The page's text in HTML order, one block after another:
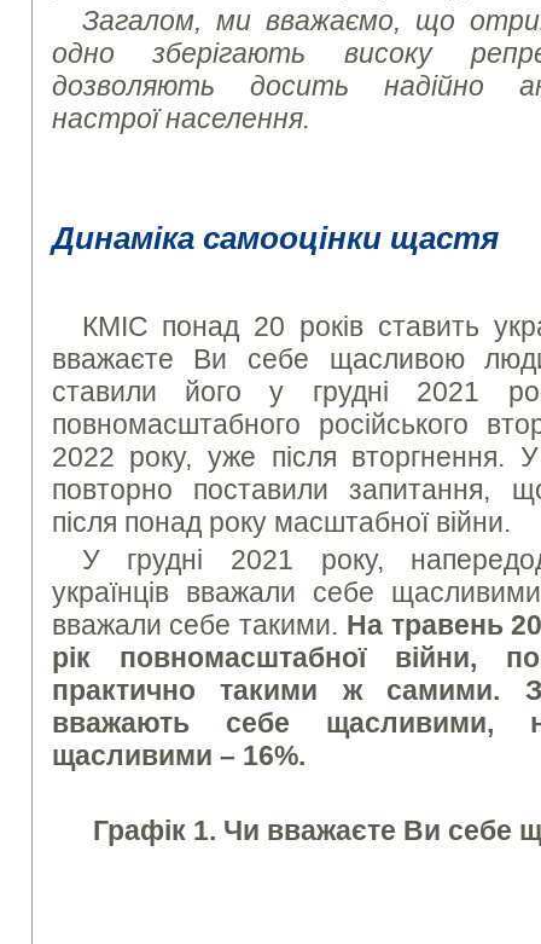
Загалом, ми вважаємо, що
одно зберігають високу
дозволяють досить надійно
настрої населення.
Динаміка самооцінки щастя
КМІС понад 20 років ставить
вважаєте Ви себе щасливою
ставили його у грудні 2021
повномасштабного російського
2022 року, уже після вторгнення.
повторно поставили запитання,
після понад року масштабної війни.
У грудні 2021 року,
українців вважали себе
вважали себе такими. На травень
рік повномасштабної війни,
практично такими ж самими.
вважають себе щасливими,
щасливими – 16%.
Графік 1. Чи вважаєте Ви